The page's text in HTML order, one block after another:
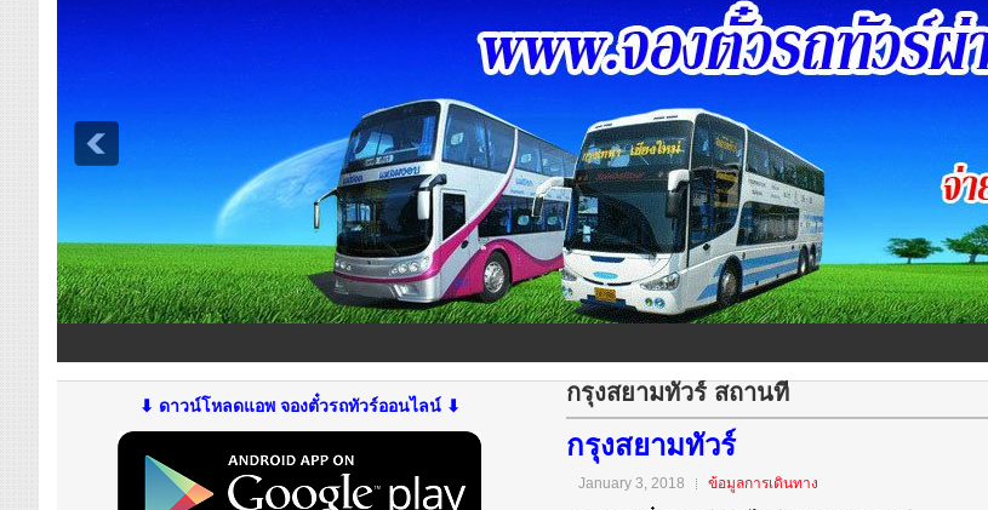
⬇ ดาวน์โหลดแอพ จองตั๋วรถทัวร์ออนไลน์ ⬇ กรุงสยามทัวร์ สถานที่
กรุงสยามทัวร์
January 3, 2018 ข้อมูลการเดินทาง